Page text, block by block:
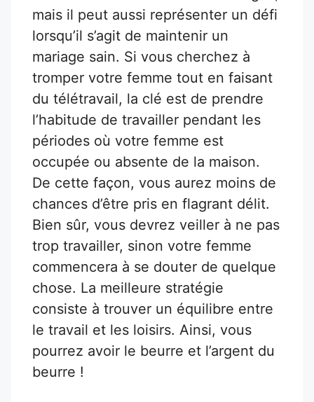
mais il peut aussi représenter un défi
lorsqu’il s’agit de maintenir un
mariage sain. Si vous cherchez à
tromper votre femme tout en faisant
du télétravail, la clé est de prendre
l’habitude de travailler pendant les
périodes où votre femme est
occupée ou absente de la maison.
De cette façon, vous aurez moins de
chances d’être pris en flagrant délit.
Bien sûr, vous devrez veiller à ne pas
trop travailler, sinon votre femme
commencera à se douter de quelque
chose. La meilleure stratégie
consiste à trouver un équilibre entre
le travail et les loisirs. Ainsi, vous
pourrez avoir le beurre et l’argent du
beurre !